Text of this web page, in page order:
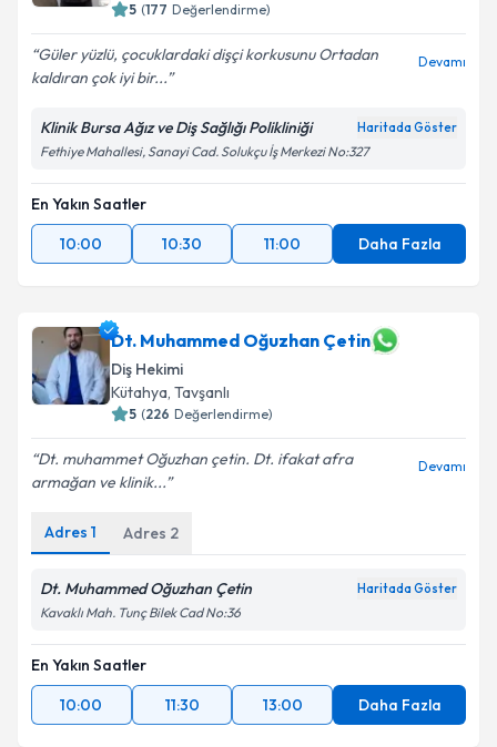
5 (177 Değerlendirme)
Güler yüzlü, çocuklardaki dişçi korkusunu Ortadan
kaldıran çok iyi bir...
Devamı
Klinik Bursa Ağız ve Diş Sağlığı Polikliniği Haritada Göster
Fethiye Mahallesi, Sanayi Cad. Solukçu İş Merkezi No:327
En Yakın Saatler
10:00
10:30 11:00 Daha Fazla
Dt. Muhammed Oğuzhan Çetin
Diş Hekimi
Kütahya, Tavşanlı
5 (226 Değerlendirme)
Dt. muhammet Oğuzhan çetin. Dt. ifakat afra
armağan ve klinik...
Devamı
Adres 1 Adres 2
Dt. Muhammed Oğuzhan Çetin Haritada Göster
Kavaklı Mah. Tunç Bilek Cad No:36
En Yakın Saatler
10:00
11:30 13:00 Daha Fazla